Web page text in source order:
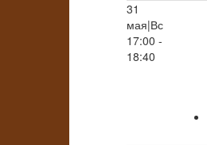
31
мая|Вс
17:00 -
18:40